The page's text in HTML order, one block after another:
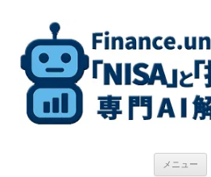
ン
ツ
へ
ス
ッ
メニュー